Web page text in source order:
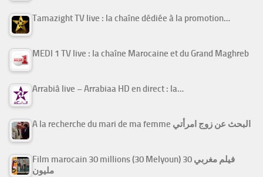
Tamazight TV live : la chaîne dédiée à la promotion…
MEDI 1 TV live : la chaîne Marocaine et du Grand Maghreb
Arrabiâ live – Arrabiaa HD en direct : la…
A la recherche du mari de ma femme البحث عن زوج امرأتي
Film marocain 30 millions (30 Melyoun) فيلم مغربي 30
مليون